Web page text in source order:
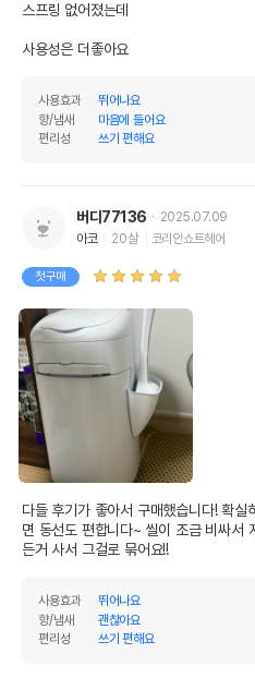
스프링 없어졌는데
사용성은 더좋아요
사용효과
뛰어나요
향/냄새
마음에 들어요
편리성
쓰기 편해요
버디77136
2025.07.09
아코
20살 코리안쇼트헤어
첫구매
다들 후기가 좋아서 구매했습니다! 확
면 동선도 편합니다~ 씰이 조금 비싸서
든거 사서 그걸로 묶어요!!
사용효과
뛰어나요
향/냄새
괜찮아요
편리성
쓰기 편해요